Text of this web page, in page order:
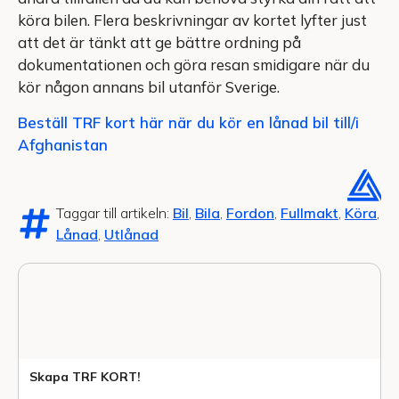
köra bilen. Flera beskrivningar av kortet lyfter just
att det är tänkt att ge bättre ordning på
dokumentationen och göra resan smidigare när du
kör någon annans bil utanför Sverige.
Beställ TRF kort här när du kör en lånad bil till/i
Afghanistan
Taggar till artikeln: Bil, Bila, Fordon, Fullmakt, Köra,
Lånad, Utlånad
Skapa TRF KORT!